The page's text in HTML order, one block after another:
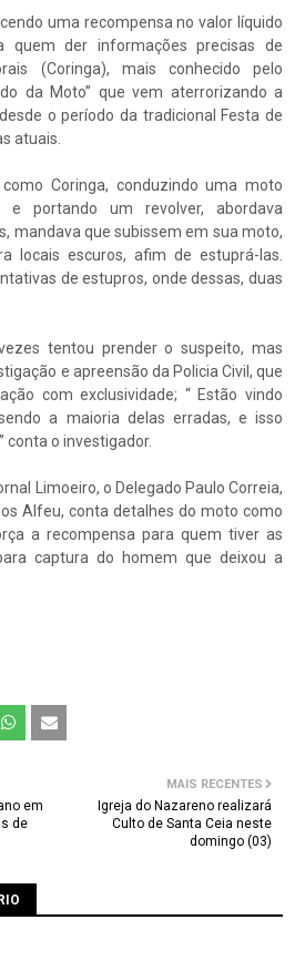
uma recompensa no valor líquido
quem der informações precisas de
(Coringa), mais conhecido pelo
da Moto” que vem aterrorizando a
o período da tradicional Festa de
atuais.
Coringa, conduzindo uma moto
e portando um revolver, abordava
mandava que subissem em sua moto,
locais escuros, afim de estuprá-las.
de estupros, onde dessas, duas
tentou prender o suspeito, mas
e apreensão da Policia Civil, que
com exclusividade; “ Estão vindo
a maioria delas erradas, e isso
conta o investigador.
Limoeiro, o Delegado Paulo Correia,
Alfeu, conta detalhes do moto como
a recompensa para quem tiver as
captura do homem que deixou a
MAIS RECENTES
Igreja do Nazareno realizará
Culto de Santa Ceia neste
domingo (03)
em
de